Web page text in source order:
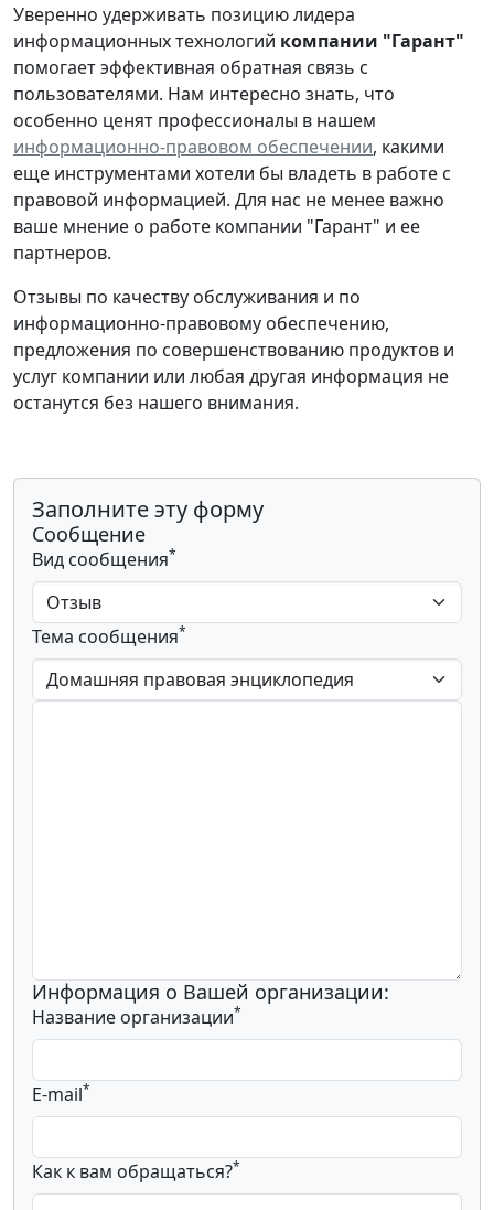
Уверенно удерживать позицию лидера
информационных технологий компании "Гарант"
помогает эффективная обратная связь с
пользователями. Нам интересно знать, что
особенно ценят профессионалы в нашем
информационно-правовом обеспечении, какими
еще инструментами хотели бы владеть в работе с
правовой информацией. Для нас не менее важно
ваше мнение о работе компании "Гарант" и ее
партнеров.
Отзывы по качеству обслуживания и по
информационно-правовому обеспечению,
предложения по совершенствованию продуктов и
услуг компании или любая другая информация не
останутся без нашего внимания.
Заполните эту форму
Сообщение
Вид сообщения*
Тема сообщения*
Информация о Вашей организации:
Название организации*
E-mail*
Как к вам обращаться?*